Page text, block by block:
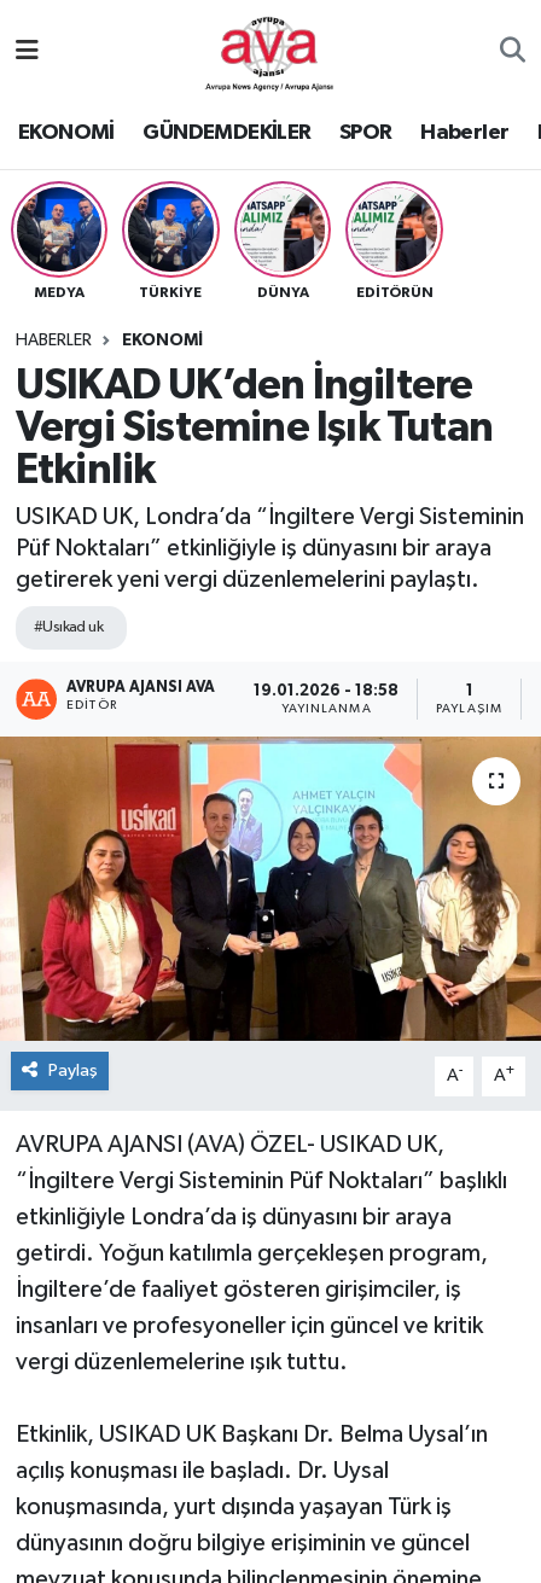
EKONOMİ GÜNDEMDEKİLER SPOR Haberler
MEDYA TÜRKİYE DÜNYA EDİTÖRÜN
HABERLER EKONOMİ
USIKAD UK’den İngiltere
Vergi Sistemine Işık Tutan
Etkinlik
USIKAD UK, Londra’da “İngiltere Vergi Sisteminin
Püf Noktaları” etkinliğiyle iş dünyasını bir araya
getirerek yeni vergi düzenlemelerini paylaştı.
#Usıkad uk
AVRUPA AJANSI AVA
EDITÖR
19.01.2026 - 18:58
YAYINLANMA
1
PAYLAŞIM
Paylaş A- A+
AVRUPA AJANSI (AVA) ÖZEL- USIKAD UK,
“İngiltere Vergi Sisteminin Püf Noktaları” başlıklı
etkinliğiyle Londra’da iş dünyasını bir araya
getirdi. Yoğun katılımla gerçekleşen program,
İngiltere’de faaliyet gösteren girişimciler, iş
insanları ve profesyoneller için güncel ve kritik
vergi düzenlemelerine ışık tuttu.
Etkinlik, USIKAD UK Başkanı Dr. Belma Uysal’ın
açılış konuşması ile başladı. Dr. Uysal
konuşmasında, yurt dışında yaşayan Türk iş
dünyasının doğru bilgiye erişiminin ve güncel
Nöbetçi Eczaneler
Namaz Vakitleri
Trafik Durumu
Süper Lig Puan Durumu ve Fikstür
Tüm Manşetler
Son Dakika Haberleri
Haber Arşivi